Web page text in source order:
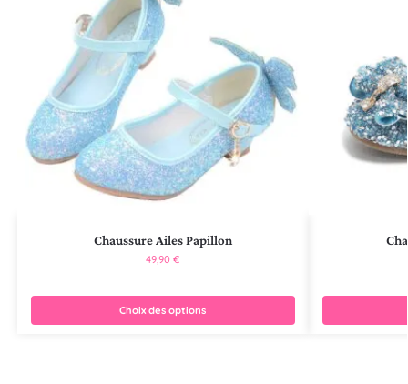
Chaussure Ailes Papillon
49,90€
Choix des options